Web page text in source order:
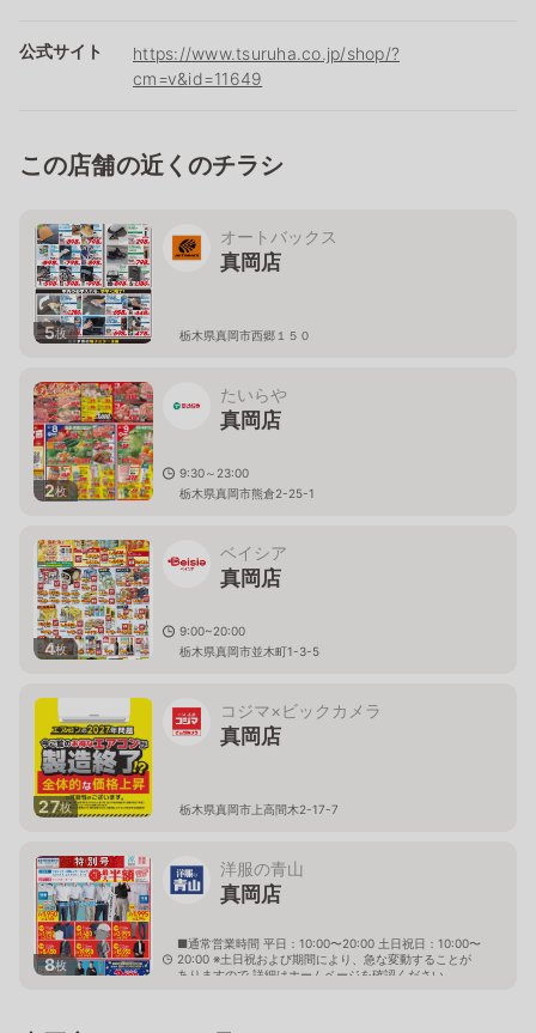
公式サイト
https://www.tsuruha.co.jp/shop/?
cm=v&id=11649
この店舗の近くのチラシ
5枚
オートバックス
真岡店
栃木県真岡市西郷１５０
2枚
たいらや
真岡店
9:30～23:00
栃木県真岡市熊倉2-25-1
4枚
ベイシア
真岡店
9:00~20:00
栃木県真岡市並木町1-3-5
27枚
コジマ×ビックカメラ
真岡店
栃木県真岡市上高間木2-17-7
8枚
洋服の青山
真岡店
■通常営業時間 平日：10:00〜20:00 土日祝日：10:00〜
20:00 ※土日祝および期間により、急な変動することが
ありますので 詳細はホームページを確認ください